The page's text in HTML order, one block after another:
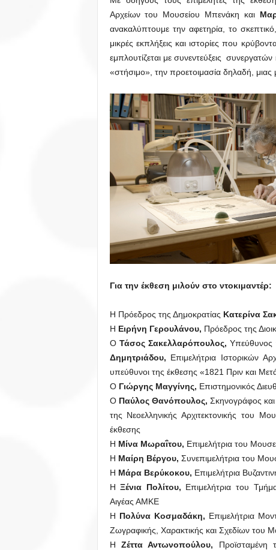
Αρχείων του Μουσείου Μπενάκη και
ανακαλύπτουμε την αφετηρία, το
μικρές εκπλήξεις και ιστορίες που
εμπλουτίζεται με συνεντεύξεις
«στήσιμο», την προετοιμασία δηλαδή,
Για την έκθεση μιλούν στο ντοκιμαντέρ:
Η Πρόεδρος της Δημοκρατίας Κατερίνα
Η Ειρήνη Γερουλάνου, Πρόεδρος της
ΟΤάσος Σακελλαρόπουλος, Υπεύθυνος
Δημητριάδου, Επιμελήτρια Ιστορικών
υπεύθυνοι της έκθεσης «1821 Πριν και
ΟΓιώργης Μαγγίνης, Επιστημονικός
ΟΠαύλος Θανόπουλος, Σκηνογράφος
της Νεοελληνικής Αρχιτεκτονικής του
έκθεσης
Η Μίνα Μωραΐτου, Επιμελήτρια του
Η Μαίρη Βέργου, Συνεπιμελήτρια του
Η Μάρα Βερύκοκου, Επιμελήτρια
Η Ξένια Πολίτου, Επιμελήτρια του
Αιγέας ΑΜΚΕ
Η Πολύνα Κοσμαδάκη, Επιμελήτρια
Ζωγραφικής, Χαρακτικής και Σχεδίων του
Η Ζέττα Αντωνοπούλου, Προϊσταμένη